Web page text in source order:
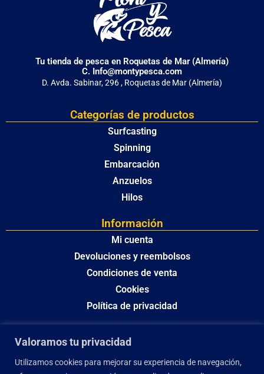
Valoramos tu privacidad
Utilizamos cookies para mejorar su experiencia de navegación,
Tu tienda de pesca en Roquetas de Mar (Almería)
C. Info@montypesca.com
D. Avda. Sabinar, 296 , Roquetas de Mar (Almería)
Categorías de productos
Surfcasting
Spinning
Embarcación
Anzuelos
Hilos
Información
Mi cuenta
Devoluciones y reembolsos
Condiciones de venta
Cookies
Política de privacidad